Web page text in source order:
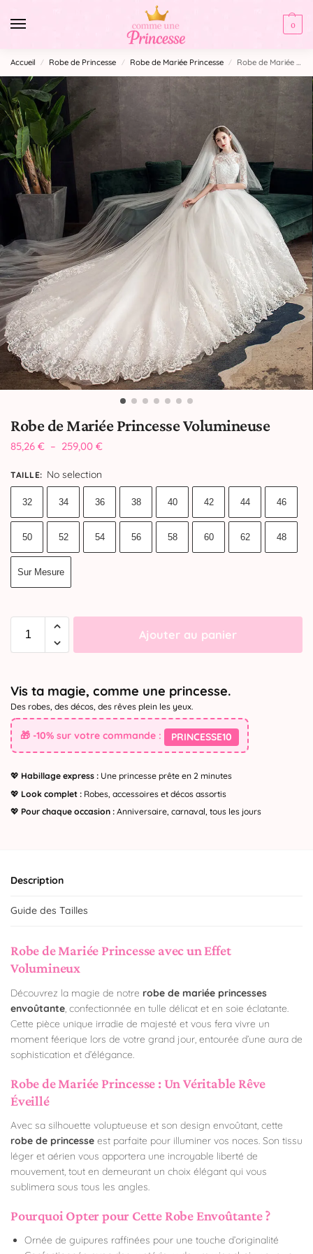
0
Accueil / Robe de Princesse / Robe de Mariée Princesse / Robe de Mariée Princesse Volumineuse
Robe de Mariée Princesse Volumineuse
85,26 € – 259,00 €
TAILLE: No selection
32 34 36 38 40 42 44 46
50 52 54 56 58 60 62 48
Sur Mesure
Ajouter au panier
Vis ta magie, comme une princesse.
Des robes, des décos, des rêves plein les yeux.
🎁 -10% sur votre commande : PRINCESSE10
💖 Habillage express : Une princesse prête en 2 minutes
💖 Look complet : Robes, accessoires et décos assortis
💖 Pour chaque occasion : Anniversaire, carnaval, tous les jours
Description
Guide des Tailles
Robe de Mariée Princesse avec un Effet
Volumineux
Découvrez la magie de notre robe de mariée princesses
envoûtante , confectionnée en tulle délicat et en soie éclatante.
Cette pièce unique irradie de majesté et vous fera vivre un
moment féerique lors de votre grand jour, entourée d’une aura de
sophistication et d’élégance.
Robe de Mariée Princesse : Un Véritable Rêve
Éveillé
Avec sa silhouette voluptueuse et son design envoûtant, cette
robe de princesse est parfaite pour illuminer vos noces. Son tissu
léger et aérien vous apportera une incroyable liberté de
mouvement, tout en demeurant un choix élégant qui vous
sublimera sous tous les angles.
Pourquoi Opter pour Cette Robe Envoûtante ?
Ornée de guipures raffinées pour une touche d’originalité